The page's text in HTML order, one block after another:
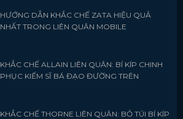
HƯỚNG DẪN KHẮC CHẾ ZATA HIỆU QUẢ
NHẤT TRONG LIÊN QUÂN MOBILE
KHẮC CHẾ ALLAIN LIÊN QUÂN: BÍ KÍP CHINH
PHỤC KIẾM SĨ BÁ ĐẠO ĐƯỜNG TRÊN
KHẮC CHẾ THORNE LIÊN QUÂN: BỎ TÚI BÍ KÍP